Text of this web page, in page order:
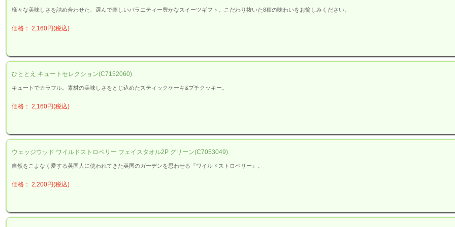
様々な美味しさを詰め合わせた、選んで楽しいバラエティー豊かなスイーツギフト。こだわり抜いた8種の味わいをお愉しみください。
価格： 2,160円(税込)
ひととえ キュートセレクション(C7152060)
キュートでカラフル。素材の美味しさをとじ込めたスティックケーキ&プチクッキー。
価格： 2,160円(税込)
ウェッジウッド ワイルドストロベリー フェイスタオル2P グリーン(C7053049)
自然をこよなく愛する英国人に使われてきた英国のガーデンを思わせる『ワイルドストロベリー』。
価格： 2,200円(税込)